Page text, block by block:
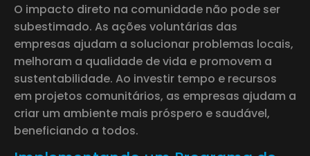
O impacto direto na comunidade não pode ser
subestimado. As ações voluntárias das
empresas ajudam a solucionar problemas locais,
melhoram a qualidade de vida e promovem a
sustentabilidade. Ao investir tempo e recursos
em projetos comunitários, as empresas ajudam a
criar um ambiente mais próspero e saudável,
beneficiando a todos.